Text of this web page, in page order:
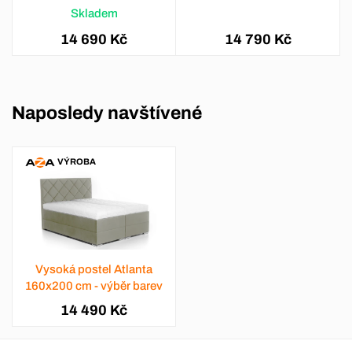
Skladem
14 690 Kč 14 790 Kč
Naposledy navštívené
VÝROBA
Vysoká postel Atlanta
160x200 cm - výběr barev
14 490 Kč